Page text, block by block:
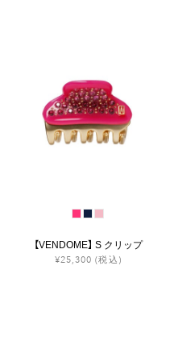
【VENDOME】 S クリップ
¥25,300 (税込)